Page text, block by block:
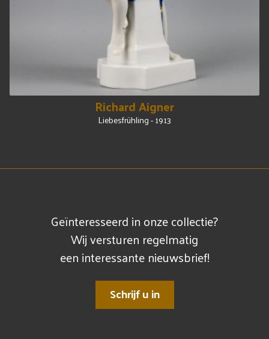
Richard Aigner
Liebesfrühling - 1913
Geïnteresseerd in onze collectie?
Wij versturen regelmatig
een interessante nieuwsbrief!
Schrijf u in